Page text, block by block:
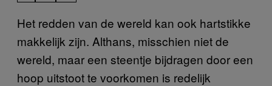
Het redden van de wereld kan ook hartstikke
makkelijk zijn. Althans, misschien niet de
wereld, maar een steentje bijdragen door een
hoop uitstoot te voorkomen is redelijk